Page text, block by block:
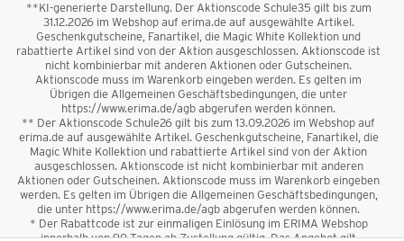
**KI-generierte Darstellung. Der Aktionscode Schule35 gilt bis zum
31.12.2026 im Webshop auf erima.de auf ausgewählte Artikel.
Geschenkgutscheine, Fanartikel, die Magic White Kollektion und
rabattierte Artikel sind von der Aktion ausgeschlossen. Aktionscode ist
nicht kombinierbar mit anderen Aktionen oder Gutscheinen.
Aktionscode muss im Warenkorb eingeben werden. Es gelten im
Übrigen die Allgemeinen Geschäftsbedingungen, die unter
https://www.erima.de/agb abgerufen werden können.
** Der Aktionscode Schule26 gilt bis zum 13.09.2026 im Webshop auf
erima.de auf ausgewählte Artikel. Geschenkgutscheine, Fanartikel, die
Magic White Kollektion und rabattierte Artikel sind von der Aktion
ausgeschlossen. Aktionscode ist nicht kombinierbar mit anderen
Aktionen oder Gutscheinen. Aktionscode muss im Warenkorb eingeben
werden. Es gelten im Übrigen die Allgemeinen Geschäftsbedingungen,
die unter https://www.erima.de/agb abgerufen werden können.
* Der Rabattcode ist zur einmaligen Einlösung im ERIMA Webshop
innerhalb von 90 Tagen ab Zustellung gültig. Das Angebot gilt